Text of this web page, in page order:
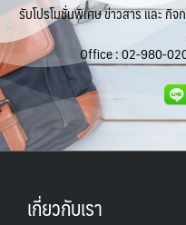
รับโปรโมชั่นพิเศษ ข่าวสาร และ กิจ
Office :02-980-
เกี่ยวกับเรา